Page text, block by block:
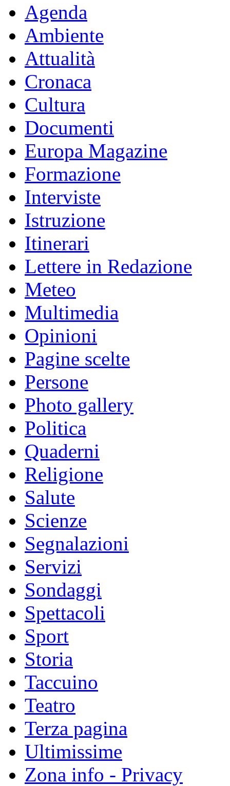
Agenda
Ambiente
Attualità
Cronaca
Cultura
Documenti
Europa Magazine
Formazione
Interviste
Istruzione
Itinerari
Lettere in Redazione
Meteo
Multimedia
Opinioni
Pagine scelte
Persone
Photo gallery
Politica
Quaderni
Religione
Salute
Scienze
Segnalazioni
Servizi
Sondaggi
Spettacoli
Sport
Storia
Taccuino
Teatro
Terza pagina
Ultimissime
Zona info - Privacy